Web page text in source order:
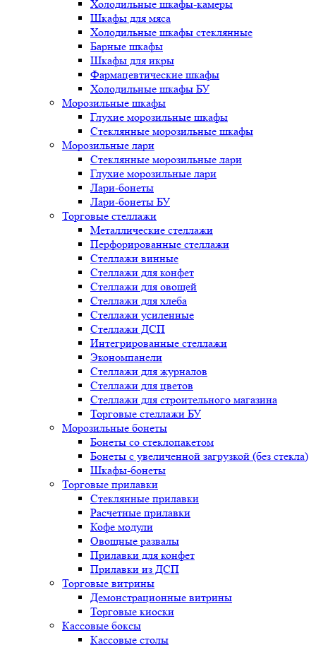
Холодильные шкафы-камеры
Шкафы для мяса
Холодильные шкафы стеклянные
Барные шкафы
Шкафы для икры
Фармацевтические шкафы
Холодильные шкафы БУ
Морозильные шкафы
Глухие морозильные шкафы
Стеклянные морозильные шкафы
Морозильные лари
Стеклянные морозильные лари
Глухие морозильные лари
Лари-бонеты
Лари-бонеты БУ
Торговые стеллажи
Металлические стеллажи
Перфорированные стеллажи
Стеллажи винные
Стеллажи для конфет
Стеллажи для овощей
Стеллажи для хлеба
Стеллажи усиленные
Стеллажи ДСП
Интегрированные стеллажи
Экономпанели
Стеллажи для журналов
Стеллажи для цветов
Стеллажи для строительного магазина
Торговые стеллажи БУ
Морозильные бонеты
Бонеты со стеклопакетом
Бонеты с увеличенной загрузкой (без стекла)
Шкафы-бонеты
Торговые прилавки
Стеклянные прилавки
Расчетные прилавки
Кофе модули
Овощные развалы
Прилавки для конфет
Прилавки из ДСП
Торговые витрины
Демонстрационные витрины
Торговые киоски
Кассовые боксы
Кассовые столы